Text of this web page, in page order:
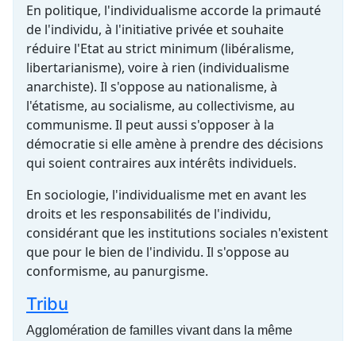
En politique, l'individualisme accorde la primauté
de l'individu, à l'initiative privée et souhaite
réduire l'Etat au strict minimum (libéralisme,
libertarianisme), voire à rien (individualisme
anarchiste). Il s'oppose au nationalisme, à
l'étatisme, au socialisme, au collectivisme, au
communisme. Il peut aussi s'opposer à la
démocratie si elle amène à prendre des décisions
qui soient contraires aux intérêts individuels.
En sociologie, l'individualisme met en avant les
droits et les responsabilités de l'individu,
considérant que les institutions sociales n'existent
que pour le bien de l'individu. Il s'oppose au
conformisme, au panurgisme.
Tribu
Agglomération de familles vivant dans la même